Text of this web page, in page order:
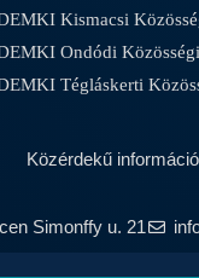
Kismacsi
Ondódi
Tégláskerti
Közérdekű
Simonffy u. 21